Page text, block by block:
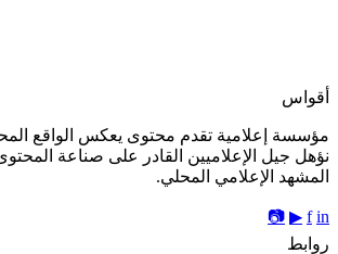
أقواس
مؤسسة إعلامية تقدم محتوى يعكس الواقع
نؤهل جيل الإعلاميين القادر على صناعة
المشهد الإعلامي المحلي.
f in
▶
📷
روابط